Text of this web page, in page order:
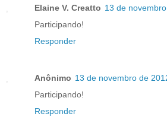
Elaine V. Creatto 13 de
Participando!
Responder
Anônimo 13 de novembro de
Participando!
Responder